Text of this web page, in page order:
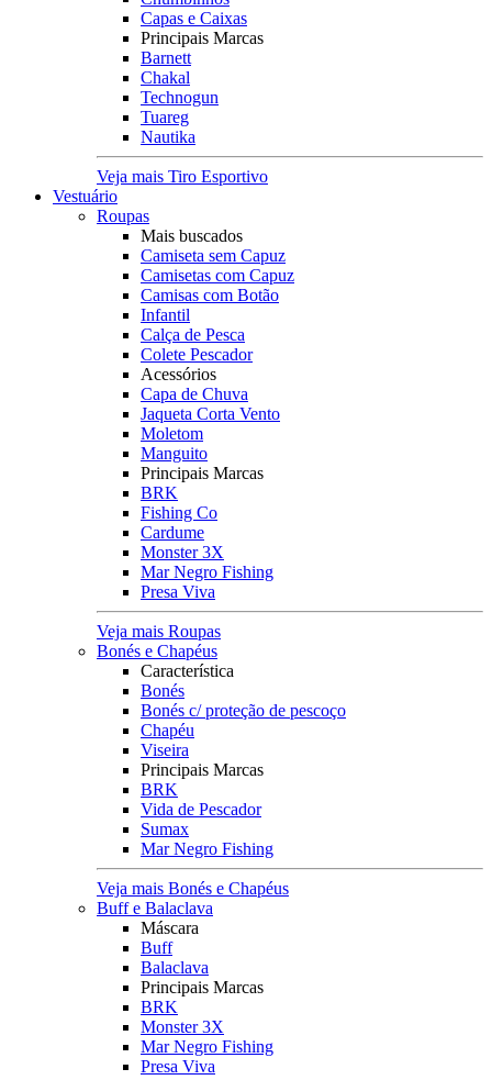
Capas e Caixas
Principais Marcas
Barnett
Chakal
Technogun
Tuareg
Nautika
Veja mais Tiro Esportivo
Vestuário
Roupas
Mais buscados
Camiseta sem Capuz
Camisetas com Capuz
Camisas com Botão
Infantil
Calça de Pesca
Colete Pescador
Acessórios
Capa de Chuva
Jaqueta Corta Vento
Moletom
Manguito
Principais Marcas
BRK
Fishing Co
Cardume
Monster 3X
Mar Negro Fishing
Presa Viva
Veja mais Roupas
Bonés e Chapéus
Característica
Bonés
Bonés c/ proteção de pescoço
Chapéu
Viseira
Principais Marcas
BRK
Vida de Pescador
Sumax
Mar Negro Fishing
Veja mais Bonés e Chapéus
Buff e Balaclava
Máscara
Buff
Balaclava
Principais Marcas
BRK
Monster 3X
Mar Negro Fishing
Presa Viva